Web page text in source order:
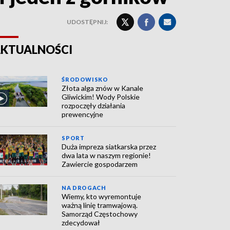
UDOSTĘPNIJ:
ŚRODOWISKO
Złota alga znów w Kanale
Gliwickim! Wody Polskie
rozpoczęły działania
prewencyjne
SPORT
Duża impreza siatkarska przez
dwa lata w naszym regionie!
Zawiercie gospodarzem
NA DROGACH
Wiemy, kto wyremontuje
ważną linię tramwajową.
Samorząd Częstochowy
zdecydował